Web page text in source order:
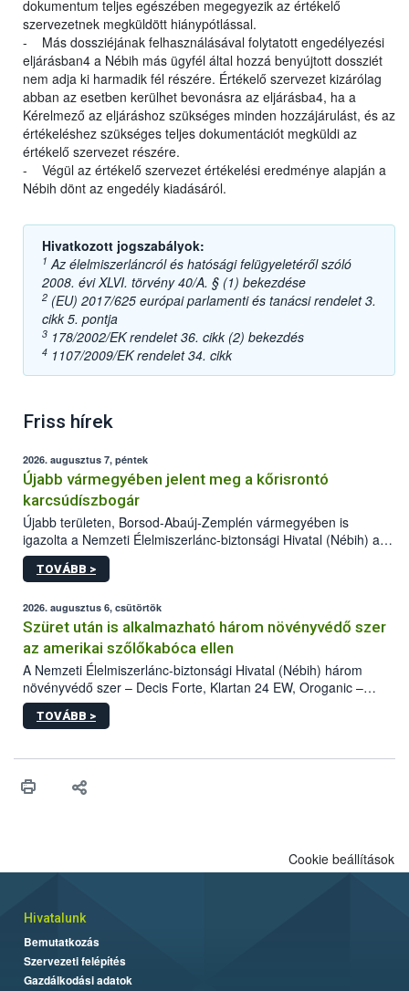
dokumentum teljes egészében megegyezik az értékelő
szervezetnek megküldött hiánypótlással.
- Más dossziéjának felhasználásával folytatott engedélyezési
eljárásban4 a Nébih más ügyfél által hozzá benyújtott dossziét
nem adja ki harmadik fél részére. Értékelő szervezet kizárólag
abban az esetben kerülhet bevonásra az eljárásba4, ha a
Kérelmező az eljáráshoz szükséges minden hozzájárulást, és az
értékeléshez szükséges teljes dokumentációt megküldi az
értékelő szervezet részére.
- Végül az értékelő szervezet értékelési eredménye alapján a
Nébih dönt az engedély kiadásáról.
Hivatkozott jogszabályok:
1 Az élelmiszerláncról és hatósági felügyeletéről szóló
2008. évi XLVI. törvény 40/A. § (1) bekezdése
2 (EU) 2017/625 európai parlamenti és tanácsi rendelet 3.
cikk 5. pontja
3 178/2002/EK rendelet 36. cikk (2) bekezdés
4 1107/2009/EK rendelet 34. cikk
Friss hírek
2026. augusztus 7, péntek
Újabb vármegyében jelent meg a kőrisrontó
karcsúdíszbogár
Újabb területen, Borsod-Abaúj-Zemplén vármegyében is
igazolta a Nemzeti Élelmiszerlánc-biztonsági Hivatal (Nébih) a
kőrisrontó karcsúdíszbogár (Agrilus planipennis) jelenlétét. A
kártevőt nem csak színcsapdában találták meg, de már fertőzött
az intenzív felderítést, emellett az intézkedéseket a szlovák
hatósággal is összehangolják a terjedés megállítása érdekében.
TOVÁBB >
2026. augusztus 6, csütörtök
Szüret után is alkalmazható három növényvédő szer
az amerikai szőlőkabóca ellen
A Nemzeti Élelmiszerlánc-biztonsági Hivatal (Nébih) három
növényvédő szer – Decis Forte, Klartan 24 EW, Oroganic –
engedélyokiratát módosította, így azok a szüretet követően,
egészen a vesszőérettség (BBCH 91) stádiumáig
érésű szőlőkben is legyen lehetőség a károsító elleni további
felhasználók számára is elérhető és ökológiai termesztésben is
TOVÁBB >
Cookie beállítások
Hivatalunk
Bemutatkozás
Szervezeti felépítés
Gazdálkodási adatok